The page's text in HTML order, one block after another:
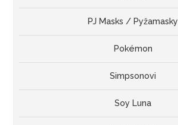
PJ Masks / Pyžamasky
Pokémon
Simpsonovi
Soy Luna